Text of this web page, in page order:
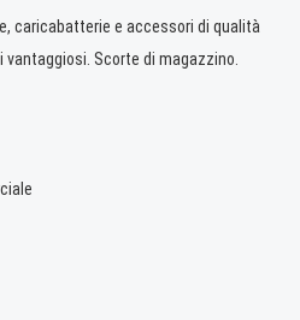
caricabatterie e accessori di qualità
Scorte di magazzino.